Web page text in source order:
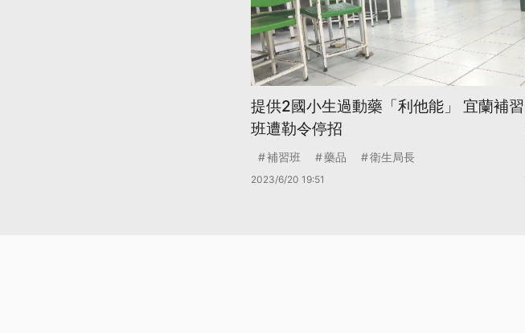
提供2國小生過動藥「利他能」 宜蘭補習
班遭勒令停招
補習班 藥品 衛生局長
2023/6/20 19:51